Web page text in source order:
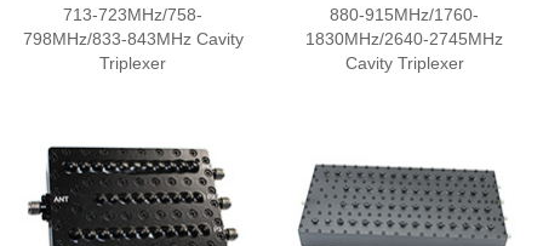
713-723MHz/758-
798MHz/833-843MHz Cavity
Triplexer
880-915MHz/1760-
1830MHz/2640-2745MHz
Cavity Triplexer